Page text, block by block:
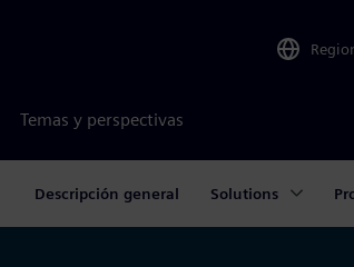
Temas y perspectivas
Descripción general Solutions